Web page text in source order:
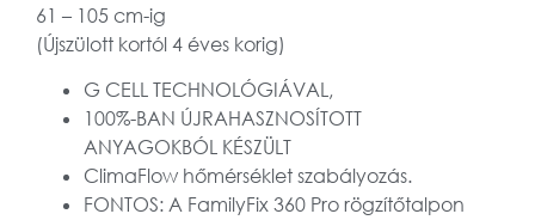
61 – 105 cm-ig
(Újszülott kortól 4 éves korig)
G CELL TECHNOLÓGIÁVAL,
100%-BAN ÚJRAHASZNOSÍTOTT
ANYAGOKBÓL KÉSZÜLT
ClimaFlow hőmérséklet szabályozás.
FONTOS: A FamilyFix 360 Pro rögzítőtalpon